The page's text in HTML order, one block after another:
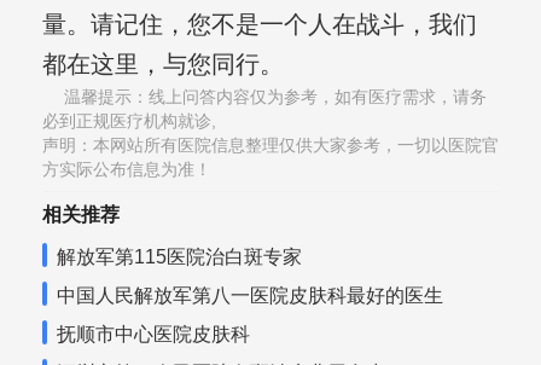
量。请记住，您不是一个人在战斗，我们
都在这里，与您同行。
温馨提示：线上问答内容仅为参考，如有医疗需求，请务
必到正规医疗机构就诊,
声明：本网站所有医院信息整理仅供大家参考，一切以医院官
方实际公布信息为准！
相关推荐
解放军第115医院治白斑专家
中国人民解放军第八一医院皮肤科最好的医生
抚顺市中心医院皮肤科